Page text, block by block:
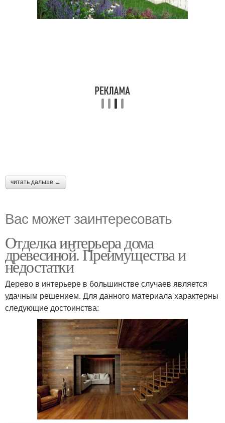
читать дальше →
Вас может заинтересовать
Отделка интерьера дома
древесиной. Преимущества и
недостатки
Дерево в интерьере в большинстве случаев является
удачным решением. Для данного материала характерны
следующие достоинства: